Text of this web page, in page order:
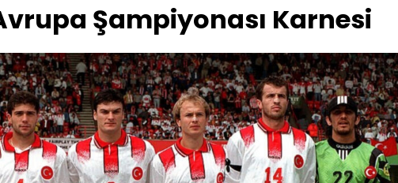
Şampiyonası Karnesi
Programı
Yasir Baba 12 Haziran 2026